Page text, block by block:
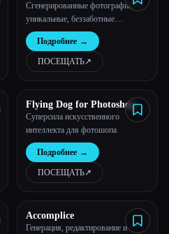
Сгенерированные фотографии —
уникальные, беззаботные
фотографии моделей
Подробнее →
ПОСЕЩАТЬ↗︎
Flying Dog for Photoshop
Суперсила искусственного
интеллекта для фотошопа
Подробнее →
ПОСЕЩАТЬ↗︎
Accomplice
Генерация, редактирование и